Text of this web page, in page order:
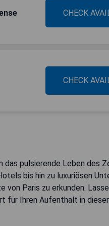
CHECK
CHECK
das pulsierende Leben des
bis hin zu luxuriösen
Paris zu erkunden.
für Ihren Aufenthalt in